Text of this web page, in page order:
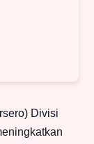
Divisi